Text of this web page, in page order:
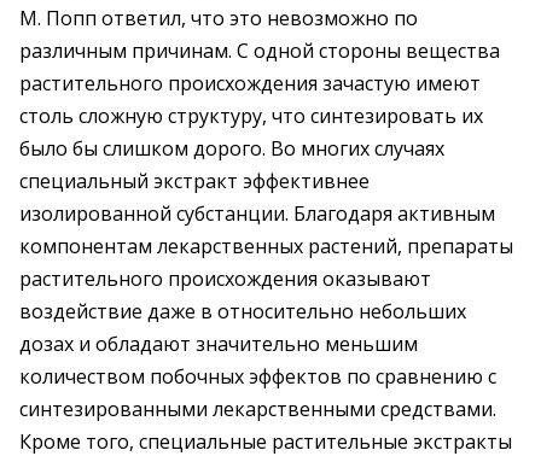
М. Попп ответил, что это невозможно по
различным причинам. С одной стороны вещества
растительного происхождения зачастую имеют
столь сложную структуру, что синтезировать их
было бы слишком дорого. Во многих случаях
специальный экстракт эффективнее
изолированной субстанции. Благодаря активным
компонентам лекарственных растений, препараты
растительного происхождения оказывают
воздействие даже в относительно небольших
дозах и обладают значительно меньшим
количеством побочных эффектов по сравнению с
синтезированными лекарственными средствами.
Кроме того, специальные растительные экстракты